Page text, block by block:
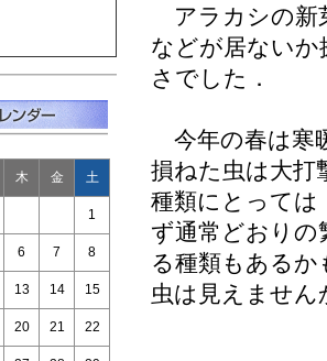
木 金 土
1
6 7 8
13 14 15
20 21 22
アラカシの新
などが居ないか
さでした．
今年の春は寒
損ねた虫は大打
種類にとっては
ず通常どおり
る種類もある
虫は見えませ